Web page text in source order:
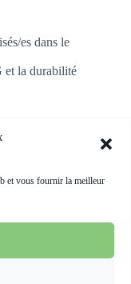
et vous fournir la meilleur
es dans le
et la durabilité
International
et géré